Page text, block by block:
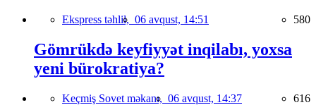
Ekspress təhlil, 06 avqust, 14:51 580
Gömrükdə keyfiyyət inqilabı, yoxsa
yeni bürokratiya?
Keçmiş Sovet məkanı, 06 avqust, 14:37 616